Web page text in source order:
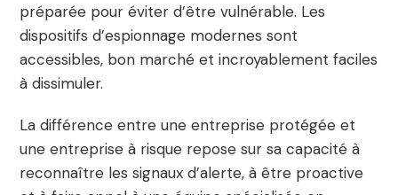
préparée pour éviter d’être vulnérable. Les
dispositifs d’espionnage modernes sont
accessibles, bon marché et incroyablement faciles
à dissimuler.
La différence entre une entreprise protégée et
une entreprise à risque repose sur sa capacité à
reconnaître les signaux d’alerte, à être proactive